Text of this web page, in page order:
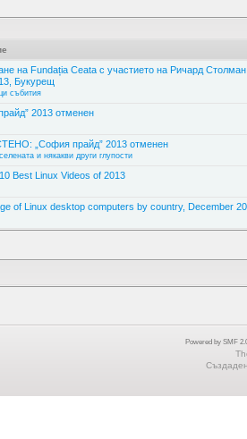
на Fundația Ceata с участието на Ричард
Букурещ
събития
2013 отменен
„София прайд” 2013 отменен
и някакви други глупости
Best Linux Videos of 2013
of Linux desktop computers by country, December
Powered by SMF